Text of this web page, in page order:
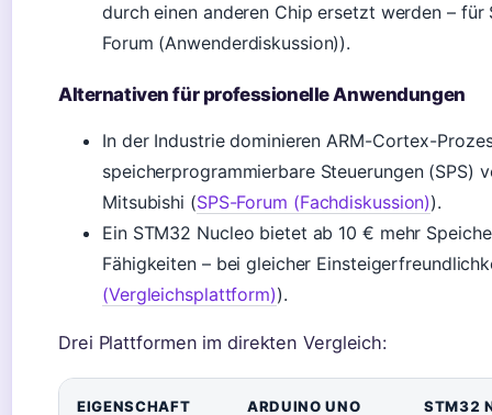
durch einen anderen Chip ersetzt werden –
Forum (Anwenderdiskussion)).
Alternativen für professionelle Anwendungen
In der Industrie dominieren ARM-Cortex-
speicherprogrammierbare Steuerungen (SPS)
Mitsubishi (SPS-Forum (Fachdiskussion)).
Ein STM32 Nucleo bietet ab 10 € mehr
Fähigkeiten – bei gleicher
(Vergleichsplattform)).
Drei Plattformen im direkten Vergleich:
EIGENSCHAFT ARDUINO UNO STM32